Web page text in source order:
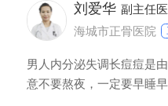
刘爱华 副主任
海城市正骨医院
男人内分泌失调长痘痘是
意不要熬夜，一定要早睡